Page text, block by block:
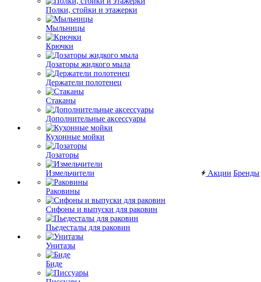
Полки, стойки и этажерки
Мыльницы
Крючки
Дозаторы жидкого мыла
Держатели полотенец
Стаканы
Дополнительные аксессуары
Кухонные мойки
Дозаторы
Измельчители
Раковины
Сифоны и выпуски для раковин
Пьедесталы для раковин
Унитазы
Биде
Акции Бренды